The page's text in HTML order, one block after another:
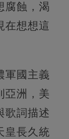
腐蝕，渴
在想想這
軍國主義
亞洲，美
歌詞描述
皇長久統